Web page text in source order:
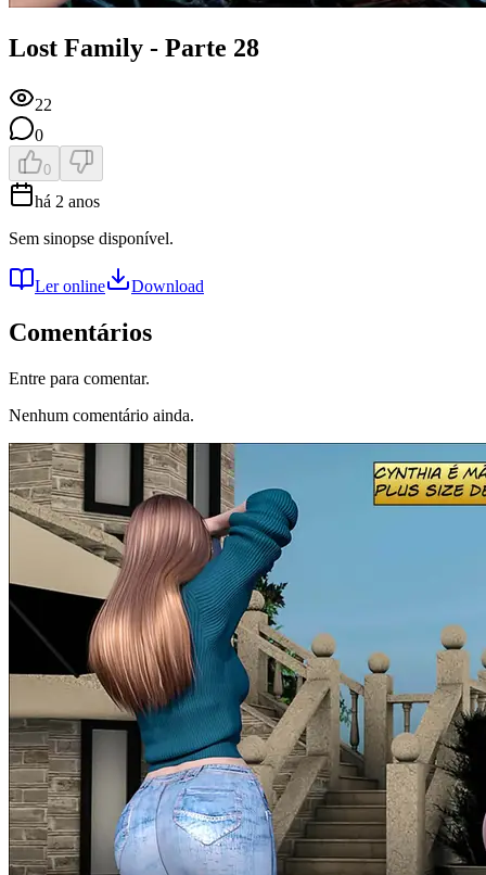
Lost Family - Parte 28
22
0
0
há 2 anos
Sem sinopse disponível.
Ler online Download
Comentários
Entre para comentar.
Nenhum comentário ainda.